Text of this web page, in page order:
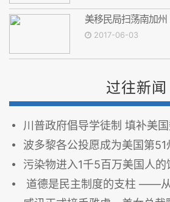
美移民局扫荡南加州
2017-06-03
过往新闻
川普政府倡导学徒制 填补美
波多黎各公投愿成为美国第51
污染物进入1千5百万美国人的
道德是民主制度的支柱 ——